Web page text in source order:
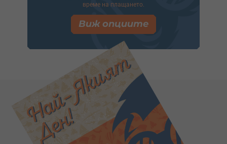
време на плащането.
Виж опциите